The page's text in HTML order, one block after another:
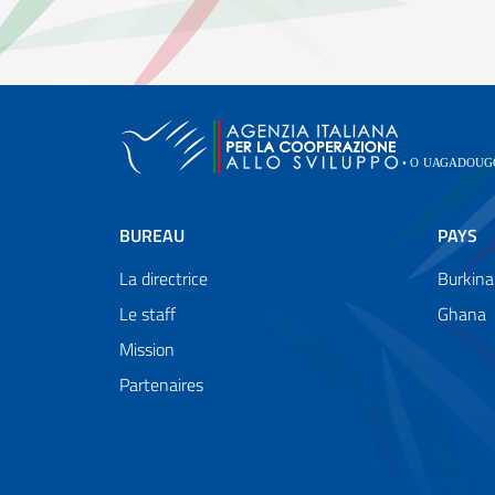
BUREAU
La directrice
Le staff
Mission
Partenaires
PAYS
Ghana